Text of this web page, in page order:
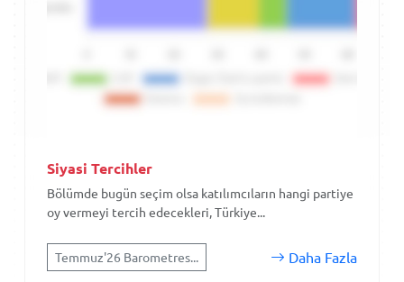
Siyasi Tercihler
Bölümde bugün seçim olsa katılımcıların hangi partiye
oy vermeyi tercih edecekleri, Türkiye...
Temmuz'26 Barometres... Daha Fazla